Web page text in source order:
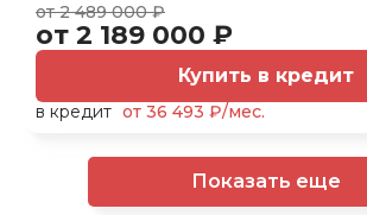
от 2 489 000 ₽
от 2 189 000 ₽
Купить в кредит
в кредит от 36 493 ₽/мес.
Показать еще